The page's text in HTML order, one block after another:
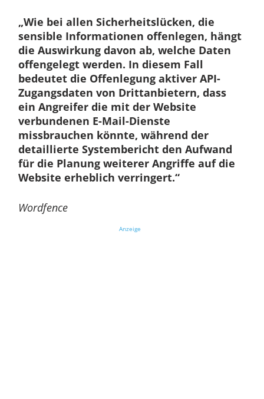
„Wie bei allen Sicherheitslücken, die
sensible Informationen offenlegen, hängt
die Auswirkung davon ab, welche Daten
offengelegt werden. In diesem Fall
bedeutet die Offenlegung aktiver API-
Zugangsdaten von Drittanbietern, dass
ein Angreifer die mit der Website
verbundenen E-Mail-Dienste
missbrauchen könnte, während der
detaillierte Systembericht den Aufwand
für die Planung weiterer Angriffe auf die
Website erheblich verringert.“
Wordfence
Anzeige